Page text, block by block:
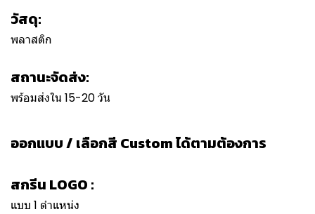
วัสดุ:
พลาสติก
สถานะจัดส่ง:
พร้อมส่งใน 15-20 วัน
ออกแบบ / เลือกสี Custom ได้ตามต้องการ
สกรีน LOGO :
แบบ 1 ตำแหน่ง